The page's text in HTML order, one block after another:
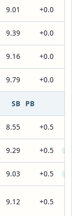
9.01 +0.0
9.39 +0.0
9.16 +0.0
9.79 +0.0
SB PB
8.55 +0.5
9.29 +0.5 SB
9.03 +0.5 SB
9.12 +0.5